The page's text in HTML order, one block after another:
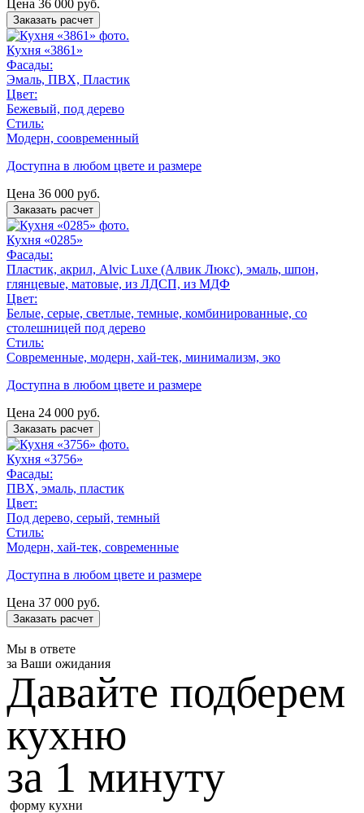
Цена 36 000 руб.
Заказать расчет
Кухня «3861»
Фасады:
Эмаль, ПВХ, Пластик
Цвет:
Бежевый, под дерево
Стиль:
Модерн, соовременный
Доступна в любом цвете и размере
Цена 36 000 руб.
Заказать расчет
Кухня «0285»
Фасады:
Пластик, акрил, Alvic Luxe (Алвик Люкс), эмаль, шпон,
глянцевые, матовые, из ЛДСП, из МДФ
Цвет:
Белые, серые, светлые, темные, комбинированные, со
столешницей под дерево
Стиль:
Современные, модерн, хай-тек, минимализм, эко
Доступна в любом цвете и размере
Цена 24 000 руб.
Заказать расчет
Кухня «3756»
Фасады:
ПВХ, эмаль, пластик
Цвет:
Под дерево, серый, темный
Стиль:
Модерн, хай-тек, современные
Доступна в любом цвете и размере
Цена 37 000 руб.
Заказать расчет
Мы в ответе
за Ваши ожидания
Давайте подберем
кухню
за 1 минуту
форму кухни